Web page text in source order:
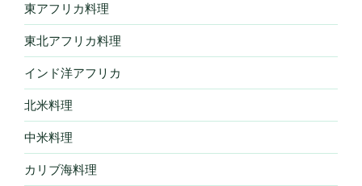
東アフリカ料理
東北アフリカ料理
インド洋アフリカ
北米料理
中米料理
カリブ海料理